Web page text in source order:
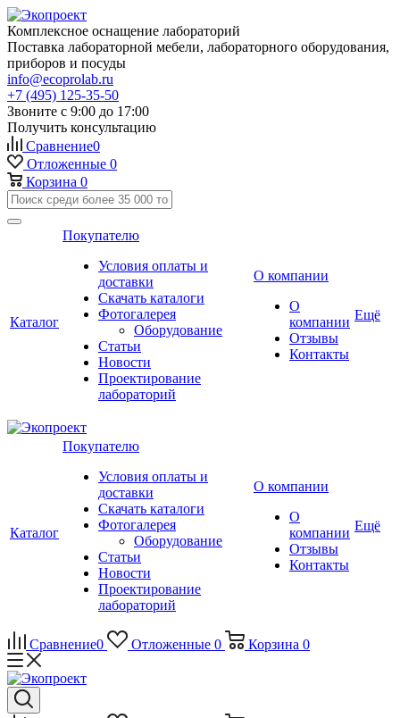
Комплексное оснащение лабораторий
Поставка лабораторной мебели, лабораторного оборудования,
приборов и посуды
info@ecoprolab.ru
+7 (495) 125-35-50
Звоните с 9:00 до 17:00
Получить консультацию
Сравнение0
Отложенные 0
Корзина 0
Каталог
Покупателю
Условия оплаты и
доставки
Скачать каталоги
Фотогалерея
Оборудование
Статьи
Новости
Проектирование
лабораторий
О компании
О
компании
Отзывы
Контакты
Ещё
Каталог
Покупателю
Условия оплаты и
доставки
Скачать каталоги
Фотогалерея
Оборудование
Статьи
Новости
Проектирование
лабораторий
О компании
О
компании
Отзывы
Контакты
Ещё
Сравнение0 Отложенные 0 Корзина 0